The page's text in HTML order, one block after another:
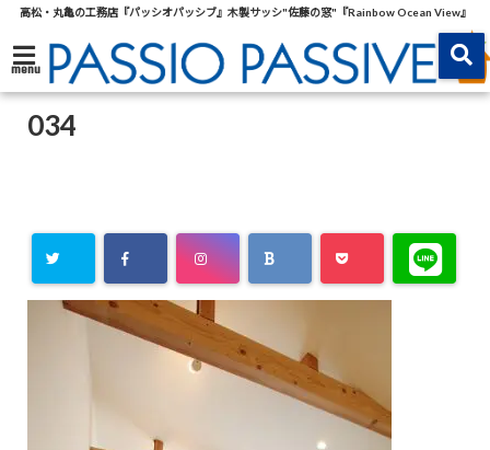
高松・丸亀の工務店『パッシオパッシブ』木製サッシ"佐藤の窓"『Rainbow Ocean View』
menu
034